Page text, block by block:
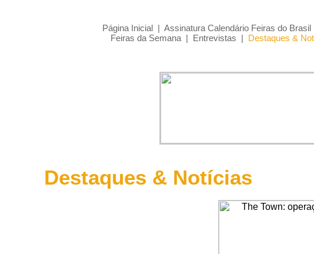
Página Inicial | Assinatura Calendário Feiras do Brasil
Feiras da Semana | Entrevistas | Destaques &
Destaques & Notícias